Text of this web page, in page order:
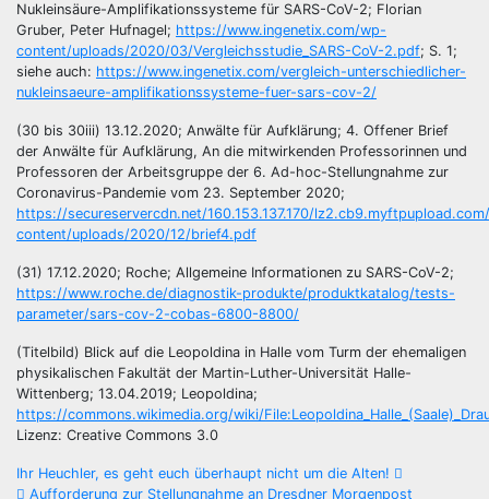
Nukleinsäure-Amplifikationssysteme für SARS-CoV-2; Florian
Gruber, Peter Hufnagel; https://www.ingenetix.com/wp-
content/uploads/2020/03/Vergleichsstudie_SARS-CoV-2.pdf; S. 1;
siehe auch: https://www.ingenetix.com/vergleich-unterschiedlicher-
nukleinsaeure-amplifikationssysteme-fuer-sars-cov-2/
(30 bis 30iii) 13.12.2020; Anwälte für Aufklärung; 4. Offener Brief
der Anwälte für Aufklärung, An die mitwirkenden Professorinnen und
Professoren der Arbeitsgruppe der 6. Ad-hoc-Stellungnahme zur
Coronavirus-Pandemie vom 23. September 2020;
https://secureservercdn.net/160.153.137.170/
content/uploads/2020/12/brief4.pdf
(31) 17.12.2020; Roche; Allgemeine Informationen zu SARS-CoV-2;
https://www.roche.de/diagnostik-produkte/produktkatalog/tests-
parameter/sars-cov-2-cobas-6800-8800/
(Titelbild) Blick auf die Leopoldina in Halle vom Turm der ehemaligen
physikalischen Fakultät der Martin-Luther-Universität Halle-
Wittenberg; 13.04.2019; Leopoldina;
https://commons.wikimedia.org/wiki/
Lizenz: Creative Commons 3.0
Beitragsnavigation
Ihr Heuchler, es geht euch überhaupt nicht um die Alten!
Aufforderung zur Stellungnahme an Dresdner Morgenpost